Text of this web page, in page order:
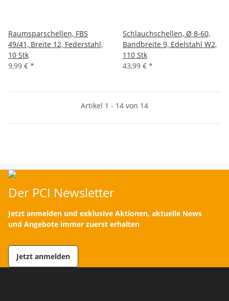
Raumsparschellen, FBS
49/41, Breite 12, Federstahl,
10 Stk
9,99 € *
Schlauchschellen, Ø 8-60,
Bandbreite 9, Edelstahl W2,
110 Stk
43,99 € *
Artikel 1 - 14 von 14
Der PCI Newsletter
Jetzt anmelden und exklusive Aktionen, aktuelle News
und Angebote immer zuerst erhalten
Jetzt anmelden